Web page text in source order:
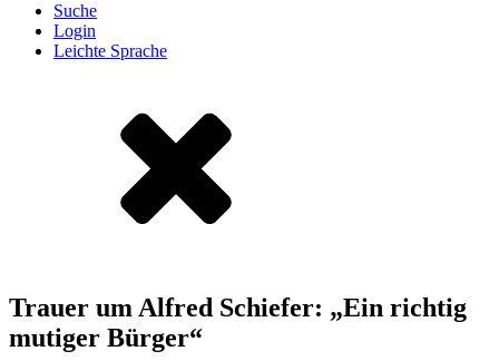
Suche
Login
Leichte Sprache
Trauer um Alfred Schiefer: „Ein richtig
mutiger Bürger“